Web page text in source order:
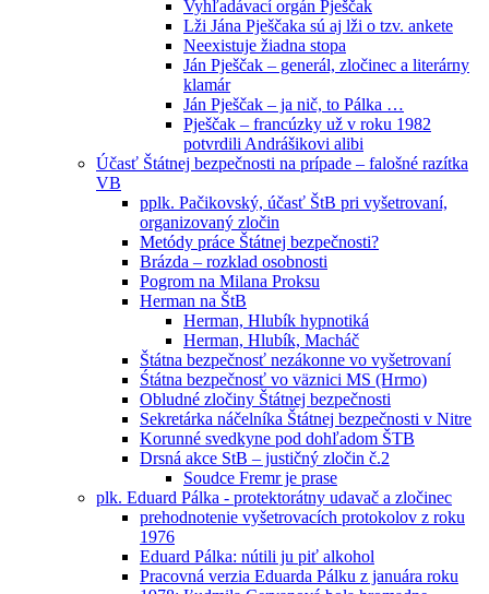
Vyhľadávací orgán Pješčak
Lži Jána Pješčaka sú aj lži o tzv. ankete
Neexistuje žiadna stopa
Ján Pješčak – generál, zločinec a literárny
klamár
Ján Pješčak – ja nič, to Pálka …
Pješčak – francúzky už v roku 1982
potvrdili Andrášikovi alibi
Účasť Štátnej bezpečnosti na prípade – falošné razítka
VB
pplk. Pačikovský, účasť ŠtB pri vyšetrovaní,
organizovaný zločin
Metódy práce Štátnej bezpečnosti?
Brázda – rozklad osobnosti
Pogrom na Milana Proksu
Herman na ŠtB
Herman, Hlubík hypnotiká
Herman, Hlubík, Macháč
Štátna bezpečnosť nezákonne vo vyšetrovaní
Śtátna bezpečnosť vo väznici MS (Hrmo)
Obludné zločiny Štátnej bezpečnosti
Sekretárka náčelníka Štátnej bezpečnosti v Nitre
Korunné svedkyne pod dohľadom ŠTB
Drsná akce StB – justičný zločin č.2
Soudce Fremr je prase
plk. Eduard Pálka - protektorátny udavač a zločinec
prehodnotenie vyšetrovacích protokolov z roku
1976
Eduard Pálka: nútili ju piť alkohol
Pracovná verzia Eduarda Pálku z januára roku